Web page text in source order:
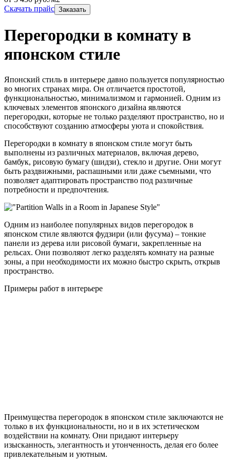
Скачать прайс Заказать
Перегородки в комнату в
японском стиле
Японский стиль в интерьере давно пользуется популярностью
во многих странах мира. Он отличается простотой,
функциональностью, минимализмом и гармонией. Одним из
ключевых элементов японского дизайна являются
перегородки, которые не только разделяют пространство, но и
способствуют созданию атмосферы уюта и спокойствия.
Перегородки в комнату в японском стиле могут быть
выполнены из различных материалов, включая дерево,
бамбук, рисовую бумагу (шидзи), стекло и другие. Они могут
быть раздвижными, распашными или даже съемными, что
позволяет адаптировать пространство под различные
потребности и предпочтения.
Одним из наиболее популярных видов перегородок в
японском стиле являются фудзири (или фусума) – тонкие
панели из дерева или рисовой бумаги, закрепленные на
рельсах. Они позволяют легко разделять комнату на разные
зоны, а при необходимости их можно быстро скрыть, открыв
пространство.
Примеры работ в интерьере
Преимущества перегородок в японском стиле заключаются не
только в их функциональности, но и в их эстетическом
воздействии на комнату. Они придают интерьеру
изысканность, элегантность и утонченность, делая его более
привлекательным и уютным.